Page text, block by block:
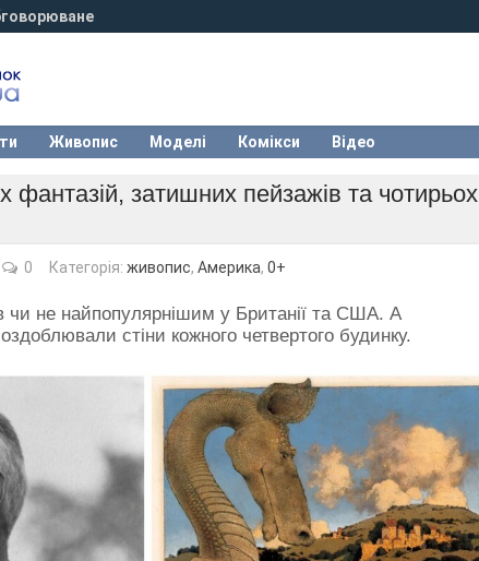
Живопис Моделі Комікси Відео
фантазій, затишних пейзажів та чотирьох
0 Категорія: живопис, Америка, 0+
чи не найпопулярнішим у Британії та США. А
стіни кожного четвертого будинку.